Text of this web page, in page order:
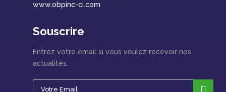
www.obpinc-ci.com
Souscrire
Entrez votre email si vous voulez recevoir nos
actualités.